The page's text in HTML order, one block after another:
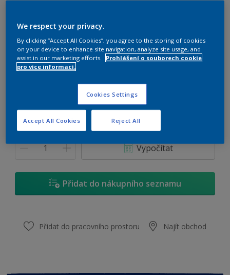
G8.08.86
Změnit odstín
2,5 L
Množství Kalkulačka pro výpočet barvy
Vypočítat
Přidat do nákupního seznamu
Přidat do pracovního prostoru Najít obchod
We respect your privacy.
By clicking “Accept All Cookies”, you agree to the storing of cookies
on your device to enhance site navigation, analyze site usage, and
assist in our marketing efforts.
Prohlášení o souborech cookie
pro více informací.
Cookies Settings
Reject All
Accept All Cookies